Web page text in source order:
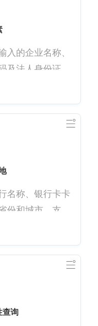
入的企业名称、
及法人身份证
业信息是否真
名称、银行卡卡
份和城市，支持
市查询。 若银行
区分到城市，只
查询